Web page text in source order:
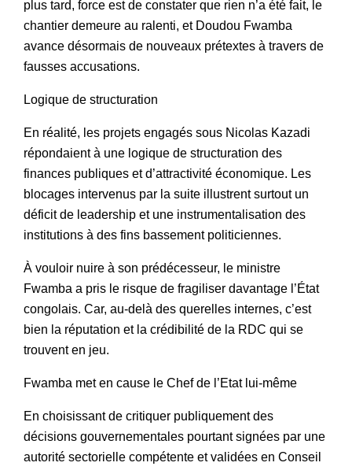
plus tard, force est de constater que rien n’a été fait, le
chantier demeure au ralenti, et Doudou Fwamba
avance désormais de nouveaux prétextes à travers de
fausses accusations.
Logique de structuration
En réalité, les projets engagés sous Nicolas Kazadi
répondaient à une logique de structuration des
finances publiques et d’attractivité économique. Les
blocages intervenus par la suite illustrent surtout un
déficit de leadership et une instrumentalisation des
institutions à des fins bassement politiciennes.
À vouloir nuire à son prédécesseur, le ministre
Fwamba a pris le risque de fragiliser davantage l’État
congolais. Car, au-delà des querelles internes, c’est
bien la réputation et la crédibilité de la RDC qui se
trouvent en jeu.
Fwamba met en cause le Chef de l’Etat lui-même
En choisissant de critiquer publiquement des
décisions gouvernementales pourtant signées par une
autorité sectorielle compétente et validées en Conseil